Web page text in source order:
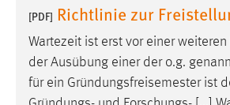
[PDF] Richtlinie zur
Wartezeit ist erst vor einer
der Ausübung einer der o.g.
für ein Gründungsfreisemester ist
Plattformen anzeigen zu können,
externen Medien Cookies gesetzt.
YouTube